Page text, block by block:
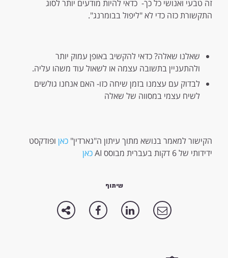
זה טבעי ואנושי כל כך- כדאי להיות מודעים יותר לסוג
התקשורת כזה כדי לא "ליפול בבומרנג".
שאלנו שאלה? כדאי להקשיב באופן עמוק יותר
ולהתעניין בתשובה עצמה או לשאול עוד משהו עליה.
לבדוק עם עצמנו בזמן שיחה כזו- האם אנחנו גולשים
לשיח עצמי במסווה של שאלה
הקישור למאמר בנושא מתוך עיתון ה"גארדין"כאן ופודקסט
ידידותי של 6 דקות בעברית מבוסס AI
כאן
שיתוף